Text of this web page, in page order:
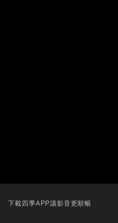
下載四季APP讓影音更順暢